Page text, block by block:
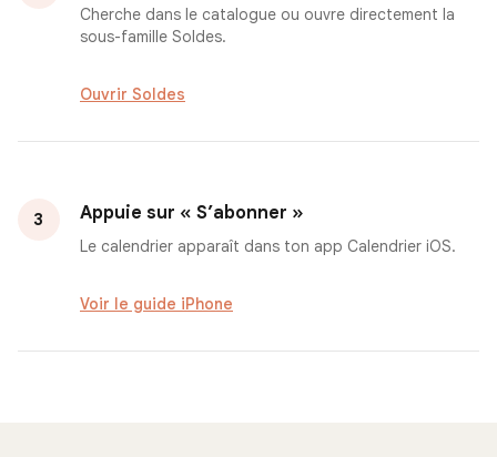
Cherche dans le catalogue ou ouvre directement la
sous-famille Soldes.
Ouvrir Soldes
3 Appuie sur « S’abonner »
Le calendrier apparaît dans ton app Calendrier iOS.
Voir le guide iPhone